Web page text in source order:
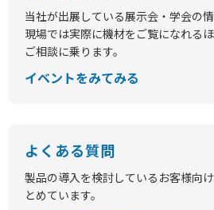
当社が出展している展示会・学会の
現場では実際に機材をご覧になれる
ご相談に乗ります。
イベントをみてみる
よくある質問
製品の導入を検討しているお客様向
とめています。